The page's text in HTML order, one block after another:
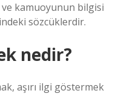
ve kamuoyunun bilgisi
sözcüklerdir.
nedir?
aşırı ilgi göstermek